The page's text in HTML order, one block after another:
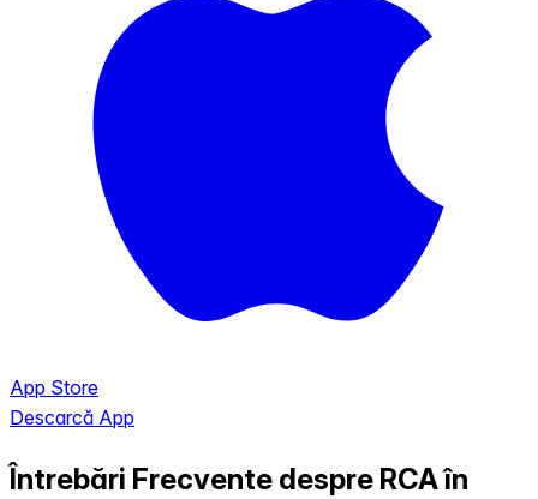
App Store
Descarcă App
Întrebări Frecvente despre RCA în